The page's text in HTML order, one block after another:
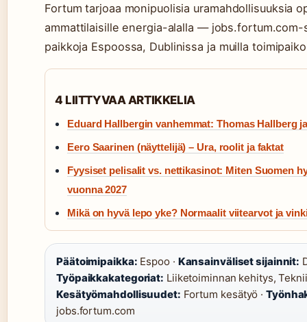
Fortum tarjoaa monipuolisia uramahdollisuuksia
ammattilaisille energia-alalla —
paikkoja Espoossa, Dublinissa ja muilla
4 LIITTYVAA ARTIKKELIA
Eduard Hallbergin vanhemmat: Thomas Hallberg
Eero Saarinen (näyttelijä) – Ura, roolit ja faktat
Fyysiset pelisalit vs. nettikasinot: Miten Suomen
vuonna 2027
Mikä on hyvä lepo yke? Normaalit viitearvot ja
Päätoimipaikka: Espoo · Kansainväliset sijainnit:
Työpaikkakategoriat: Liiketoiminnan kehitys,
Kesätyömahdollisuudet: Fortum kesätyö ·
jobs.fortum.com